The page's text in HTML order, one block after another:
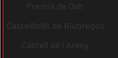
Premià de Dalt
Castellfollit de Riubregós
Castell de l´Areny